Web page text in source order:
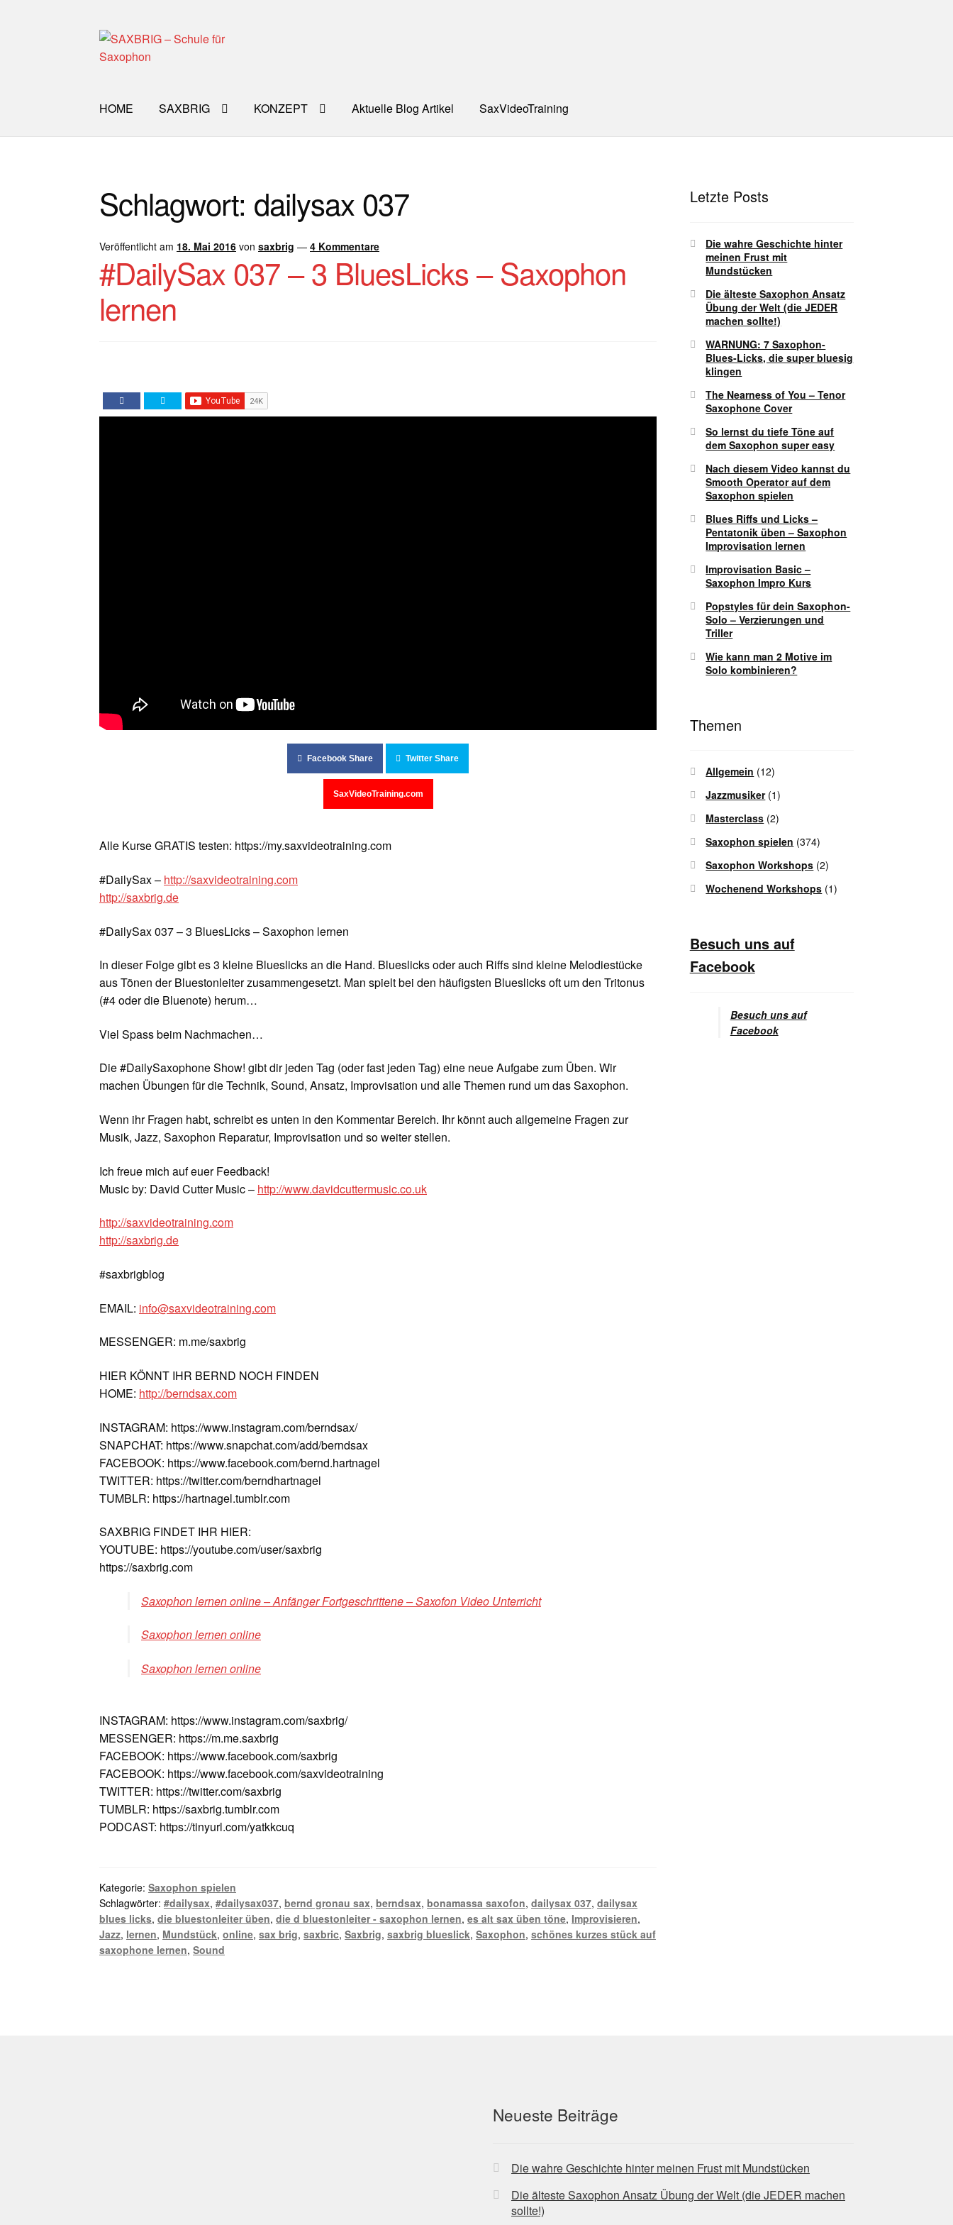
Zur
Navigation
Zum
Inhalt
HOME SAXBRIG KONZEPT Aktuelle Blog Artikel SaxVideoTraining
Impro Basic – Download PDF + mp3 INFOS Kooperation/Partner Unterrichtsbedingungen (AGBs)
Schlagwort: dailysax 037
Veröffentlicht am 18. Mai 2016 vonsaxbrig —4 Kommentare
#DailySax 037 – 3 BluesLicks – Saxophon
lernen
Facebook Share Twitter Share
SaxVideoTraining.com
Alle Kurse GRATIS testen: https://my.saxvideotraining.com
#DailySax – http://saxvideotraining.com
http://saxbrig.de
#DailySax 037 – 3 BluesLicks – Saxophon lernen
In dieser Folge gibt es 3 kleine Blueslicks an die Hand. Blueslicks oder auch Riffs sind kleine Melodiestücke
aus Tönen der Bluestonleiter zusammengesetzt. Man spielt bei den häufigsten Blueslicks oft um den Tritonus
(#4 oder die Bluenote) herum…
Viel Spass beim Nachmachen…
Die #DailySaxophone Show! gibt dir jeden Tag (oder fast jeden Tag) eine neue Aufgabe zum Üben. Wir
machen Übungen für die Technik, Sound, Ansatz, Improvisation und alle Themen rund um das Saxophon.
Wenn ihr Fragen habt, schreibt es unten in den Kommentar Bereich. Ihr könnt auch allgemeine Fragen zur
Musik, Jazz, Saxophon Reparatur, Improvisation und so weiter stellen.
Ich freue mich auf euer Feedback!
Music by: David Cutter Music – http://www.davidcuttermusic.co.uk
http://saxvideotraining.com
http://saxbrig.de
#saxbrigblog
EMAIL: info@saxvideotraining.com
MESSENGER: m.me/saxbrig
HIER KÖNNT IHR BERND NOCH FINDEN
HOME: http://berndsax.com
INSTAGRAM: https://www.instagram.com/berndsax/
SNAPCHAT: https://www.snapchat.com/add/berndsax
FACEBOOK: https://www.facebook.com/bernd.hartnagel
TWITTER: https://twitter.com/berndhartnagel
TUMBLR: https://hartnagel.tumblr.com
SAXBRIG FINDET IHR HIER:
YOUTUBE: https://youtube.com/user/saxbrig
https://saxbrig.com
Saxophon lernen online – Anfänger Fortgeschrittene – Saxofon Video Unterricht
Saxophon lernen online
Saxophon lernen online
INSTAGRAM: https://www.instagram.com/saxbrig/
MESSENGER: https://m.me.saxbrig
FACEBOOK: https://www.facebook.com/saxbrig
FACEBOOK: https://www.facebook.com/saxvideotraining
TWITTER: https://twitter.com/saxbrig
TUMBLR: https://saxbrig.tumblr.com
PODCAST: https://tinyurl.com/yatkkcuq
Kategorie:Saxophon spielen
Schlagwörter:#dailysax,#dailysax037,bernd gronau sax,berndsax,bonamassa saxofon,dailysax 037,dailysax
blues licks,die bluestonleiter üben,die d bluestonleiter - saxophon lernen,es alt sax üben töne, Improvisieren,
Jazz, lernen, Mundstück,online,sax brig,saxbric,Saxbrig,saxbrig blueslick,Saxophon,schönes kurzes stück auf
saxophone lernen,Sound
Letzte Posts
Die wahre Geschichte hinter
meinen Frust mit
Mundstücken
Die älteste Saxophon Ansatz
Übung der Welt (die JEDER
machen sollte!)
WARNUNG: 7 Saxophon-
Blues-Licks, die super bluesig
klingen
The Nearness of You – Tenor
Saxophone Cover
So lernst du tiefe Töne auf
dem Saxophon super easy
Nach diesem Video kannst du
Smooth Operator auf dem
Saxophon spielen
Blues Riffs und Licks –
Pentatonik üben – Saxophon
Improvisation lernen
Improvisation Basic –
Saxophon Impro Kurs
Popstyles für dein Saxophon-
Solo – Verzierungen und
Triller
Wie kann man 2 Motive im
Solo kombinieren?
Themen
Allgemein (12)
Jazzmusiker(1)
Masterclass (2)
Saxophon spielen (374)
Saxophon Workshops (2)
Wochenend Workshops (1)
Besuch uns auf
Facebook
Besuch uns auf
Facebook
Neueste Beiträge
Die wahre Geschichte hinter meinen Frust mit Mundstücken
Die älteste Saxophon Ansatz Übung der Welt (die JEDER machen
sollte!)